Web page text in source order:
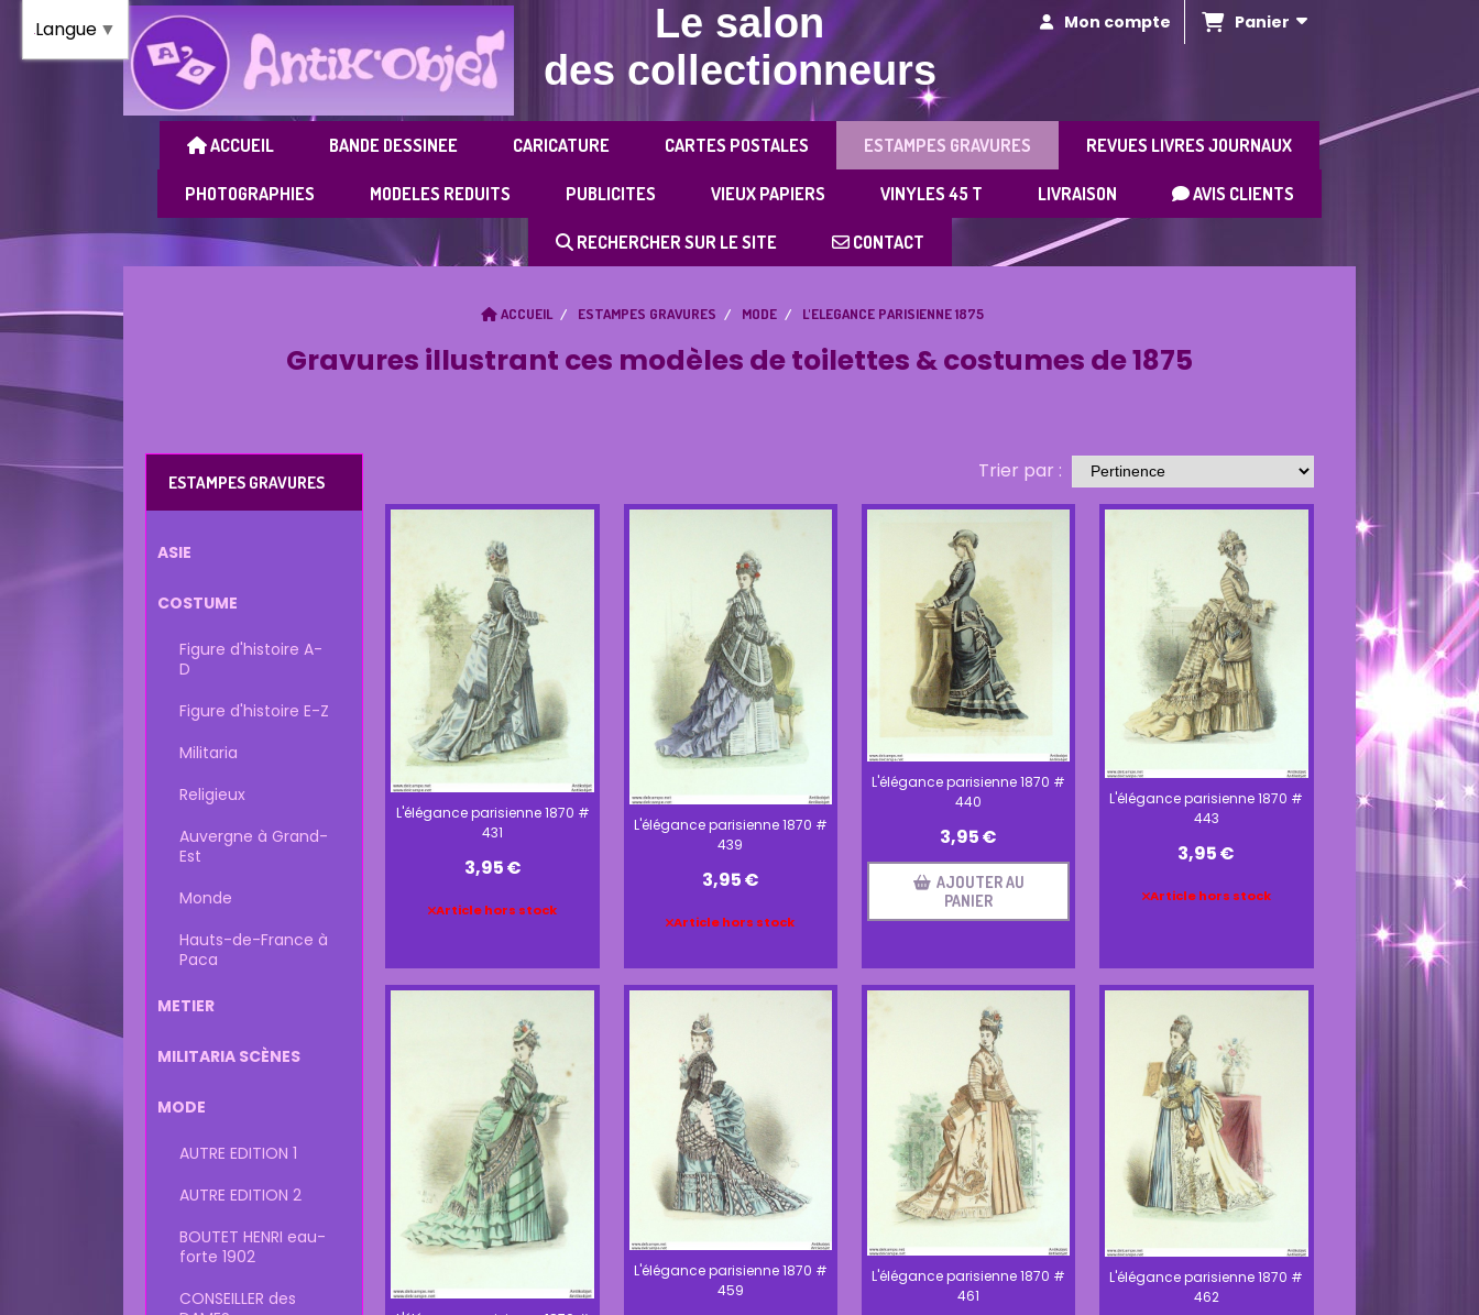
Le salon
des collectionneurs
Mon compte Panier
ACCUEIL BANDE DESSINEE CARICATURE CARTES POSTALES ESTAMPES GRAVURES REVUES LIVRES JOURNAUX
PHOTOGRAPHIES MODELES REDUITS PUBLICITES VIEUX PAPIERS VINYLES 45 T LIVRAISON AVIS CLIENTS
RECHERCHER SUR LE SITE CONTACT
ESTAMPES GRAVURES
ASIE
COSTUME
Figure d'histoire A-
D
Figure d'histoire E-Z
Militaria
Religieux
Auvergne à Grand-
Est
Monde
Hauts-de-France à
Paca
METIER
MILITARIA SCÈNES
MODE
AUTRE EDITION 1
AUTRE EDITION 2
BOUTET HENRI eau-
forte 1902
CONSEILLER des
ACCUEIL ESTAMPES GRAVURES MODE L'ELEGANCE PARISIENNE 1875
Gravures illustrant ces modèles de toilettes & costumes de 1875
Trier par :
L'élégance parisienne 1870 #
431
3,95€
Article hors stock
L'élégance parisienne 1870 #
439
3,95€
Article hors stock
L'élégance parisienne 1870 #
440
3,95€
AJOUTER AU
PANIER
L'élégance parisienne 1870 #
443
3,95€
Article hors stock
L'élégance parisienne 1870 #
459
L'élégance parisienne 1870 #
461
L'élégance parisienne 1870 #
462
Langue ▼
Panneau de gestion des cookies